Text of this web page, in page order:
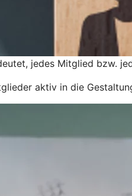
jedes Mitglied bzw.
aktiv in die